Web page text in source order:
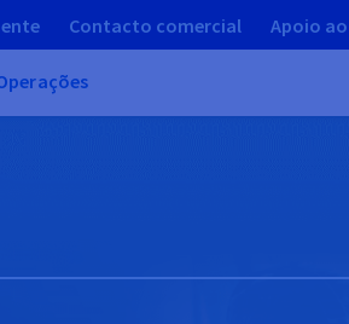
Contacto comercial Apoio